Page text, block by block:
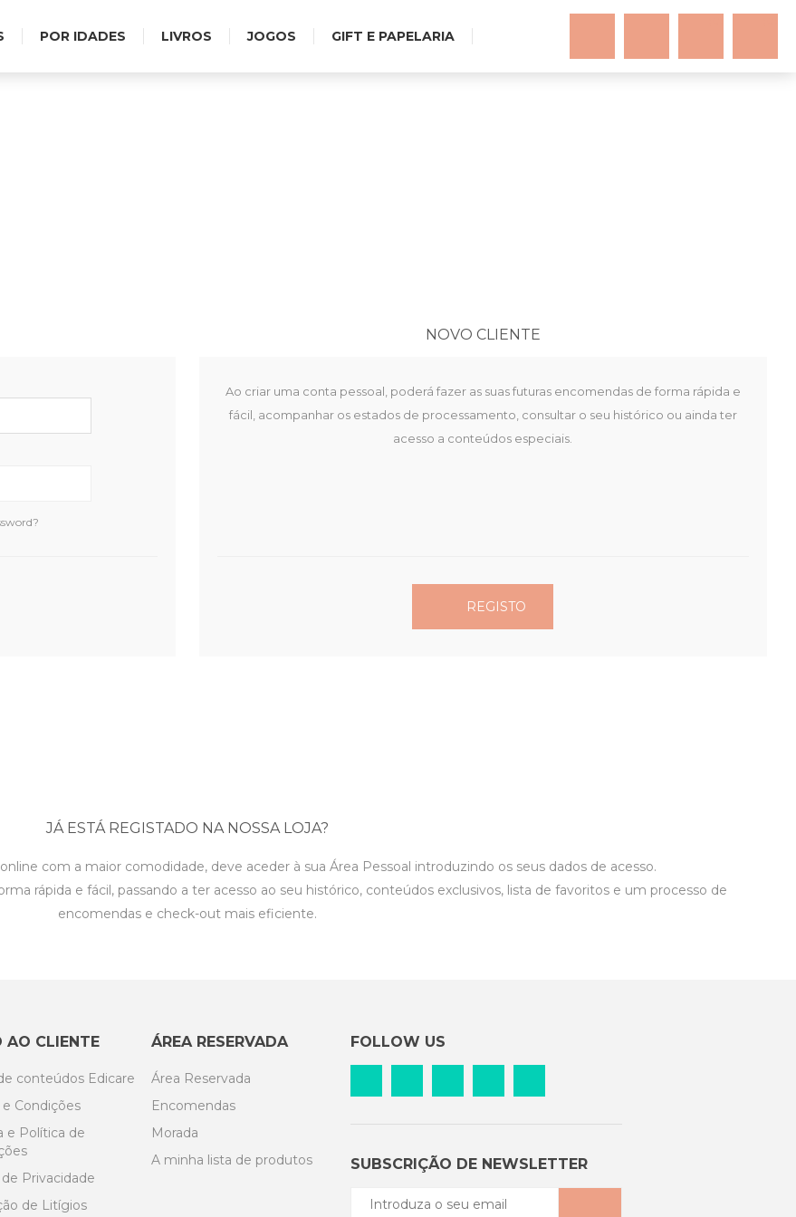
POR IDADES LIVROS JOGOS GIFT E PAPELARIA
NOVO CLIENTE
Ao criar uma conta pessoal, poderá fazer as suas futuras encomendas de forma rápida e
fácil, acompanhar os estados de processamento, consultar o seu histórico ou ainda ter
acesso a conteúdos especiais.
REGISTO
JÁ ESTÁ REGISTADO NA NOSSA LOJA?
com a maior comodidade, deve aceder à sua Área Pessoal introduzindo os seus dados de acesso.
rápida e fácil, passando a ter acesso ao seu histórico, conteúdos exclusivos, lista de favoritos e um processo de
encomendas e check-out mais eficiente.
AO CLIENTE
conteúdos Edicare
Condições
e Política de
Privacidade
de Litígios
ÁREA RESERVADA
Área Reservada
Encomendas
Morada
A minha lista de produtos
FOLLOW US
SUBSCRIÇÃO DE NEWSLETTER